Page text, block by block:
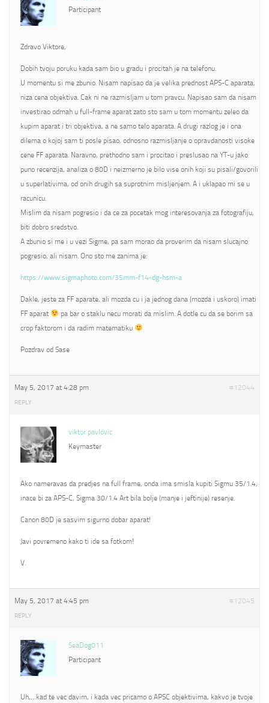
Participant
Zdravo Viktore,
Dobih tvoju poruku kada sam bio u gradu i procitah je na telefonu.
U momentu si me zbunio. Nisam napisao da je velika prednost APS-C aparata,
niza cena objektiva. Cak ni ne razmisljam u tom pravcu. Napisao sam da nisam
investirao odmah u full-frame aparat zato sto sam u tom momentu zeleo da
kupim aparat i tri objektiva, a ne samo telo aparata. A drugi razlog je i ona
dilema o kojoj sam ti posle pisao, odnosno razmisljanje o opravdanosti visoke
cene FF aparata. Naravno, prethodno sam i procitao i preslusao na YT-u jako
puno recenzija, analiza o 80D i neizmerno je bilo vise onih koji su pisali/govorili
u superlativima, od onih drugih sa suprotnim misljenjem. A i uklapao mi se u
racunicu.
Mislim da nisam pogresio i da ce za pocetak mog interesovanja za fotografiju,
biti dobro sredstvo.
A zbunio si me i u vezi Sigme, pa sam morao da proverim da nisam slucajno
pogresio, ali nisam. Ono sto me zanima je:
https://www.sigmaphoto.com/35mm-f14-dg-hsm-a
Dakle, jeste za FF aparate, ali mozda cu i ja jednog dana (mozda i uskoro) imati
FF aparat
pa bar o staklu necu morati da mislim. A dotle cu da se borim sa
crop faktorom i da radim matematiku
Pozdrav od Sase
May 5, 2017 at 4:28 pm #12044
REPLY
viktor pavlovic
Keymaster
Ako nameravas da predjes na full frame, onda ima smisla kupiti Sigmu 35/1.4,
inace bi za APS-C, Sigma 30/1.4 Art bila bolje (manje i jeftinije) resenje.
Canon 80D je sasvim sigurno dobar aparat!
Javi povremeno kako ti ide sa fotkom!
V.
May 5, 2017 at 4:45 pm #12045
REPLY
SeaDog011
Participant
Uh,…kad te vec davim, i kada vec pricamo o APSC objektivima, kakvo je tvoje